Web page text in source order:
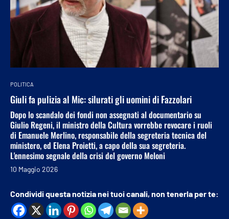
POLITICA
Giuli fa pulizia al Mic: silurati gli uomini di Fazzolari
Dopo lo scandalo dei fondi non assegnati al documentario su
Giulio Regeni, il ministro della Cultura vorrebbe revocare i ruoli
di Emanuele Merlino, responsabile della segreteria tecnica del
ministero, ed Elena Proietti, a capo della sua segreteria.
L'ennesimo segnale della crisi del governo Meloni
10 Maggio 2026
Condividi questa notizia nei tuoi canali, non tenerla per te: